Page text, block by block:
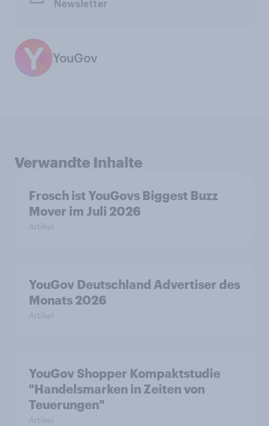
Newsletter
YouGov
Verwandte Inhalte
Frosch ist YouGovs Biggest Buzz
Mover im Juli 2026
Artikel
YouGov Deutschland Advertiser des
Monats 2026
Artikel
YouGov Shopper Kompaktstudie
"Handelsmarken in Zeiten von
Teuerungen"
Artikel